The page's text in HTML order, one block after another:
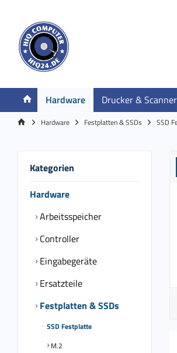
Hardware Drucker & Scanner
Hardware Festplatten & SSDs SSD
Kategorien
Hardware
Arbeitsspeicher
Controller
Eingabegeräte
Ersatzteile
Festplatten & SSDs
SSD Festplatte
M.2